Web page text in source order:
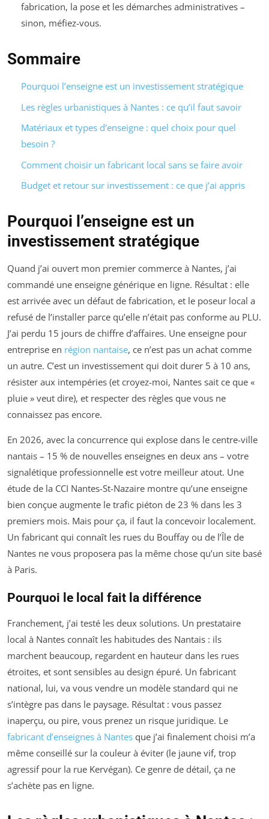
fabrication, la pose et les démarches administratives –
sinon, méfiez-vous.
Sommaire
Pourquoi l’enseigne est un investissement stratégique
Les règles urbanistiques à Nantes : ce qu’il faut savoir
Matériaux et types d’enseigne : quel choix pour quel
besoin ?
Comment choisir un fabricant local sans se faire avoir
Budget et retour sur investissement : ce que j’ai appris
Pourquoi l’enseigne est un
investissement stratégique
Quand j’ai ouvert mon premier commerce à Nantes, j’ai
commandé une enseigne générique en ligne. Résultat : elle
est arrivée avec un défaut de fabrication, et le poseur local a
refusé de l’installer parce qu’elle n’était pas conforme au PLU.
J’ai perdu 15 jours de chiffre d’affaires. Une enseigne pour
entreprise en région nantaise, ce n’est pas un achat comme
un autre. C’est un investissement qui doit durer 5 à 10 ans,
résister aux intempéries (et croyez-moi, Nantes sait ce que «
pluie » veut dire), et respecter des règles que vous ne
connaissez pas encore.
En 2026, avec la concurrence qui explose dans le centre-ville
nantais – 15 % de nouvelles enseignes en deux ans – votre
signalétique professionnelle est votre meilleur atout. Une
étude de la CCI Nantes-St-Nazaire montre qu’une enseigne
bien conçue augmente le trafic piéton de 23 % dans les 3
premiers mois. Mais pour ça, il faut la concevoir localement.
Un fabricant qui connaît les rues du Bouffay ou de l’Île de
Nantes ne vous proposera pas la même chose qu’un site basé
à Paris.
Pourquoi le local fait la différence
Franchement, j’ai testé les deux solutions. Un prestataire
local à Nantes connaît les habitudes des Nantais : ils
marchent beaucoup, regardent en hauteur dans les rues
étroites, et sont sensibles au design épuré. Un fabricant
national, lui, va vous vendre un modèle standard qui ne
s’intègre pas dans le paysage. Résultat : vous passez
inaperçu, ou pire, vous prenez un risque juridique. Le
fabricant d’enseignes à Nantes que j’ai finalement choisi m’a
même conseillé sur la couleur à éviter (le jaune vif, trop
agressif pour la rue Kervégan). Ce genre de détail, ça ne
s’achète pas en ligne.